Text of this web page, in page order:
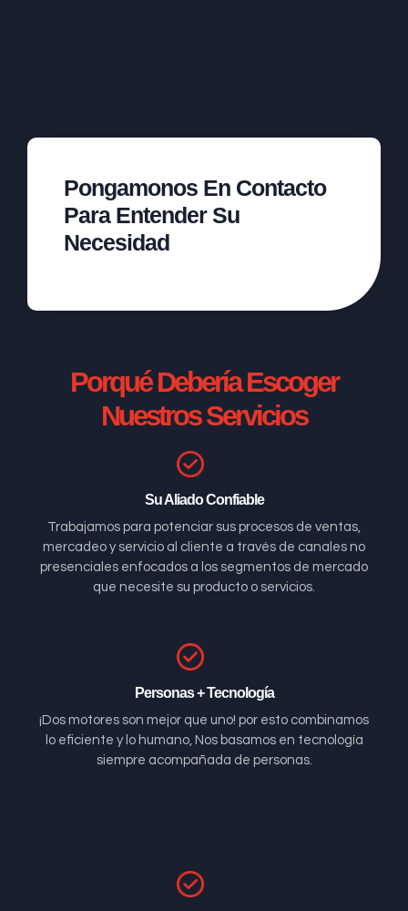
Pongamonos En Contacto
Para Entender Su
Necesidad
Porqué Debería Escoger
Nuestros Servicios
Su Aliado Confiable
Trabajamos para potenciar sus procesos de ventas,
mercadeo y servicio al cliente a través de canales no
presenciales enfocados a los segmentos de mercado
que necesite su producto o servicios.
Personas + Tecnología
¡Dos motores son mejor que uno! por esto combinamos
lo eficiente y lo humano, Nos basamos en tecnología
siempre acompañada de personas.